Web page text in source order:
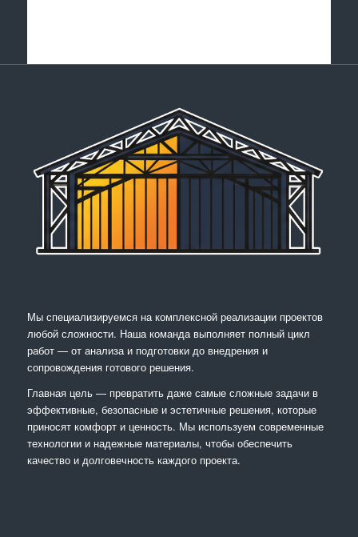
Мы специализируемся на комплексной реализации проектов
любой сложности. Наша команда выполняет полный цикл
работ — от анализа и подготовки до внедрения и
сопровождения готового решения.
Главная цель — превратить даже самые сложные задачи в
эффективные, безопасные и эстетичные решения, которые
приносят комфорт и ценность. Мы используем современные
технологии и надежные материалы, чтобы обеспечить
качество и долговечность каждого проекта.